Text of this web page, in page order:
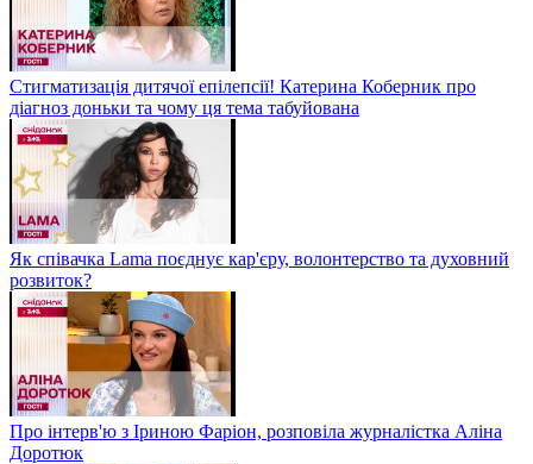
Стигматизація дитячої епілепсії! Катерина Коберник про
діагноз доньки та чому ця тема табуйована
Як співачка Lama поєднує кар'єру, волонтерство та духовний
розвиток?
Про інтерв'ю з Іриною Фаріон, розповіла журналістка Аліна
Доротюк